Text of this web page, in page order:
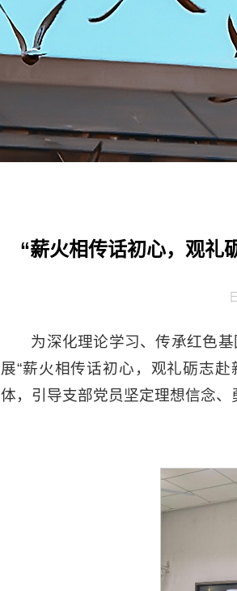
“薪火相传话初心，观
为深化理论学习、传承红色
展“薪火相传话初心，观礼砺志
体，引导支部党员坚定理想信念、